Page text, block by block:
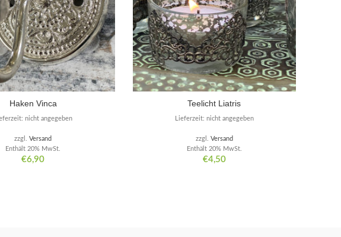
Haken Vinca
€6,90
Enthält 20% MwSt.
zzgl.Versand
nicht angegeben
Teelicht Liatris
€4,50
Enthält 20% MwSt.
zzgl. Versand
Lieferzeit: nicht angegeben